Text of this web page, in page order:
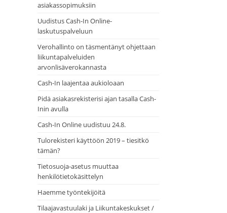
asiakassopimuksiin
Uudistus Cash-In Online-
laskutuspalveluun
Verohallinto on täsmentänyt ohjettaan
liikuntapalveluiden
arvonlisäverokannasta
Cash-In laajentaa aukioloaan
Pidä asiakasrekisterisi ajan tasalla Cash-
Inin avulla
Cash-In Online uudistuu 24.8.
Tulorekisteri käyttöön 2019 – tiesitkö
tämän?
Tietosuoja-asetus muuttaa
henkilötietokäsittelyn
Haemme työntekijöitä
Tilaajavastuulaki ja Liikuntakeskukset /